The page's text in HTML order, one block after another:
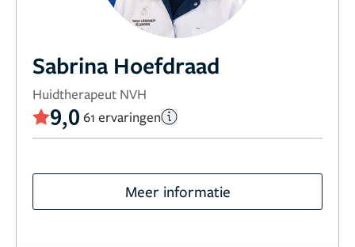
Sabrina Hoefdraad
Huidtherapeut NVH
9,0 61 ervaringen
Meer informatie